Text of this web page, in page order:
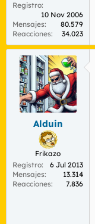
Registro
10 Nov 2006
Mensajes
80.579
Reacciones
34.023
Alduin
Frikazo
Registro
6 Jul 2013
Mensajes
13.314
Reacciones
7.836